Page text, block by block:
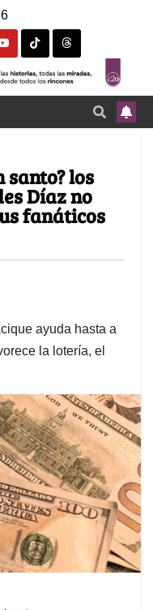
santo? los
Díaz no
fanáticos
ayuda hasta a
la lotería, el